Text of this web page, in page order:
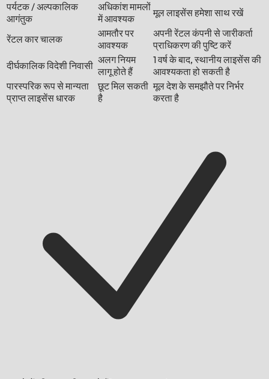
पर्यटक / अल्पकालिक
आगंतुक
अधिकांश मामलों
में आवश्यक
मूल लाइसेंस हमेशा साथ रखें
रेंटल कार चालक
आमतौर पर
आवश्यक
अपनी रेंटल कंपनी से जारीकर्ता
प्राधिकरण की पुष्टि करें
दीर्घकालिक विदेशी निवासी अलग नियम
लागू होते हैं
1 वर्ष के बाद, स्थानीय लाइसेंस की
आवश्यकता हो सकती है
पारस्परिक रूप से मान्यता
प्राप्त लाइसेंस धारक
छूट मिल सकती
है
मूल देश के समझौते पर निर्भर
करता है